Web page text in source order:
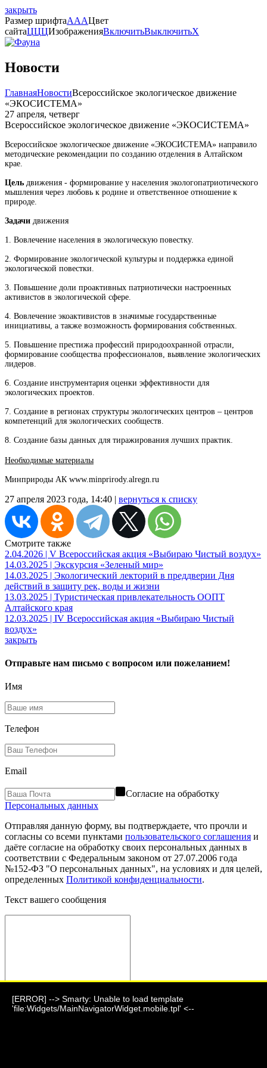
[ERROR] --> Smarty: Unable to load template
'file:Widgets/MainNavigatorWidget.mobile.tpl' <--
закрыть
Размер шрифтаAAAЦвет
сайтаЦЦЦИзображенияВключитьВыключитьX
Новости
ГлавнаяНовостиВсероссийское экологическое движение
«ЭКОСИСТЕМА»
27 апреля, четверг
Всероссийское экологическое движение «ЭКОСИСТЕМА»
Всероссийское экологическое движение «ЭКОСИСТЕМА» направило
методические рекомендации по созданию отделения в Алтайском
крае.
Цель движения - формирование у населения экологопатриотического
мышления через любовь к родине и ответственное отношение к
природе.
Задачи движения
1. Вовлечение населения в экологическую повестку.
2. Формирование экологической культуры и поддержка единой
экологической повестки.
3. Повышение доли проактивных патриотически настроенных
активистов в экологической сфере.
4. Вовлечение экоактивистов в значимые государственные
инициативы, а также возможность формирования собственных.
5. Повышение престижа профессий природоохранной отрасли,
формирование сообщества профессионалов, выявление экологических
лидеров.
6. Создание инструментария оценки эффективности для
экологических проектов.
7. Создание в регионах структуры экологических центров – центров
компетенций для экологических сообществ.
8. Создание базы данных для тиражирования лучших практик.
Необходимые материалы
Минприроды АК www.minprirody.alregn.ru
27 апреля 2023 года, 14:40 | вернуться к списку
Смотрите также
2.04.2026 | V Всероссийская акция «Выбираю Чистый воздух»
14.03.2025 | Экскурсия «Зеленый мир»
14.03.2025 | Экологический лекторий в преддверии Дня
действий в защиту рек, воды и жизни
13.03.2025 | Туристическая привлекательность ООПТ
Алтайского края
12.03.2025 | IV Всероссийская акция «Выбираю Чистый
воздух»
закрыть
Отправьте нам письмо с вопросом или пожеланием!
Имя
Телефон
Email
Согласие на обработку
Персональных данных
Отправляя данную форму, вы подтверждаете, что прочли и
согласны со всеми пунктами пользовательского соглашения и
даёте согласие на обработку своих персональных данных в
соответствии с Федеральным законом от 27.07.2006 года
№152-ФЗ "О персональных данных", на условиях и для целей,
определенных Политикой конфиденциальности.
Текст вашего сообщения
Отправить сообщение